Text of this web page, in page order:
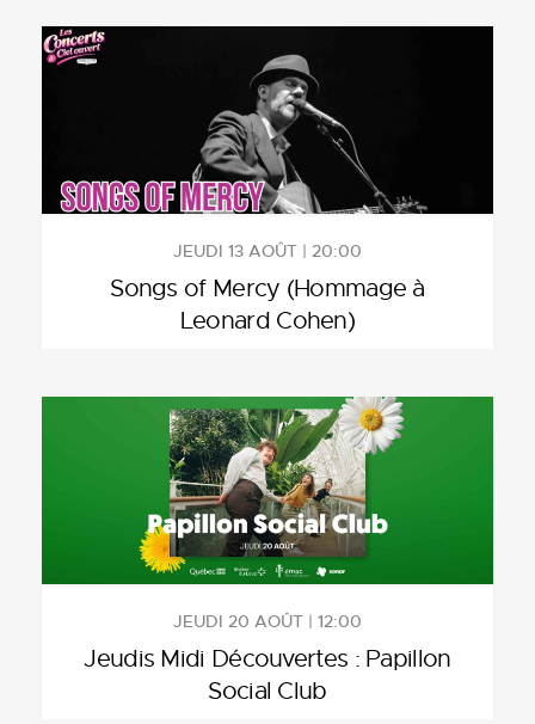
JEUDI 13 AOÛT | 20:00
Songs of Mercy (Hommage à
Leonard Cohen)
JEUDI 20 AOÛT | 12:00
Jeudis Midi Découvertes : Papillon
Social Club